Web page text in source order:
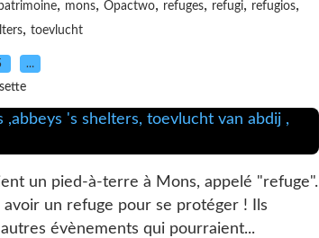
, mons, Opactwo, refuges, refugi, refugios,
, toevlucht
…
un pied-à-terre à Mons, appelé "refuge".
avoir un refuge pour se protéger ! Ils
évènements qui pourraient...